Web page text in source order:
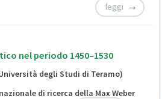
leggi
nel periodo 1450–1530
degli Studi di Teramo)
di ricerca della Max Weber